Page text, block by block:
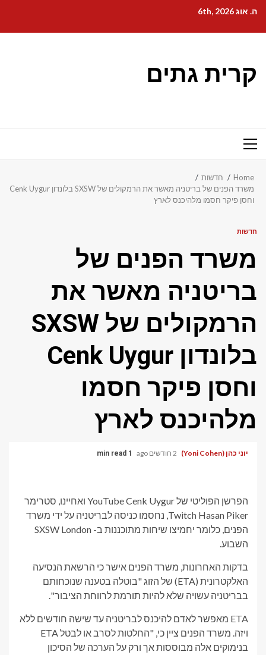
content
ה. אוג 6th, 2026
קרית גתים
Primary
Home
חדשות
משרד הפנים של בריטניה מאשר את הרמקולים של SXSW בלונדון Cenk Uygur
וחסן פיקר חסמו מלהיכנס לארץ
חדשות
משרד הפנים של
בריטניה מאשר את
הרמקולים של SXSW
בלונדון Cenk Uygur
וחסן פיקר חסמו
מלהיכנס לארץ
יוני כהן (Yoni Cohen) 2 חודשים ago 1 min read
הפרשן הפוליטי של YouTube Cenk Uygur ואחיינו, סטרימר
Twitch Hasan Piker, נחסמו כניסה לבריטניה על ידי משרד
הפנים, כלומר יחמיצו שיחות מתוכננות ב- SXSW London
השבוע.
בדקות האחרונות, משרד הפנים אישר כי הרשאת הנסיעה
האלקטרונית (ETA) של הזוג "בוטלה בטענה שנוכחותם
בבריטניה עשויה שלא להיות תורמת לרווחת הציבור".
ETA מאפשר לאדם להיכנס לבריטניה עד שישה חודשים ללא
ויזה. משרד הפנים ציין כי, "החלטות לסרב או לבטל ETA
בנימוקים אלה מבוססות אך ורק על הערכה של הסיכון